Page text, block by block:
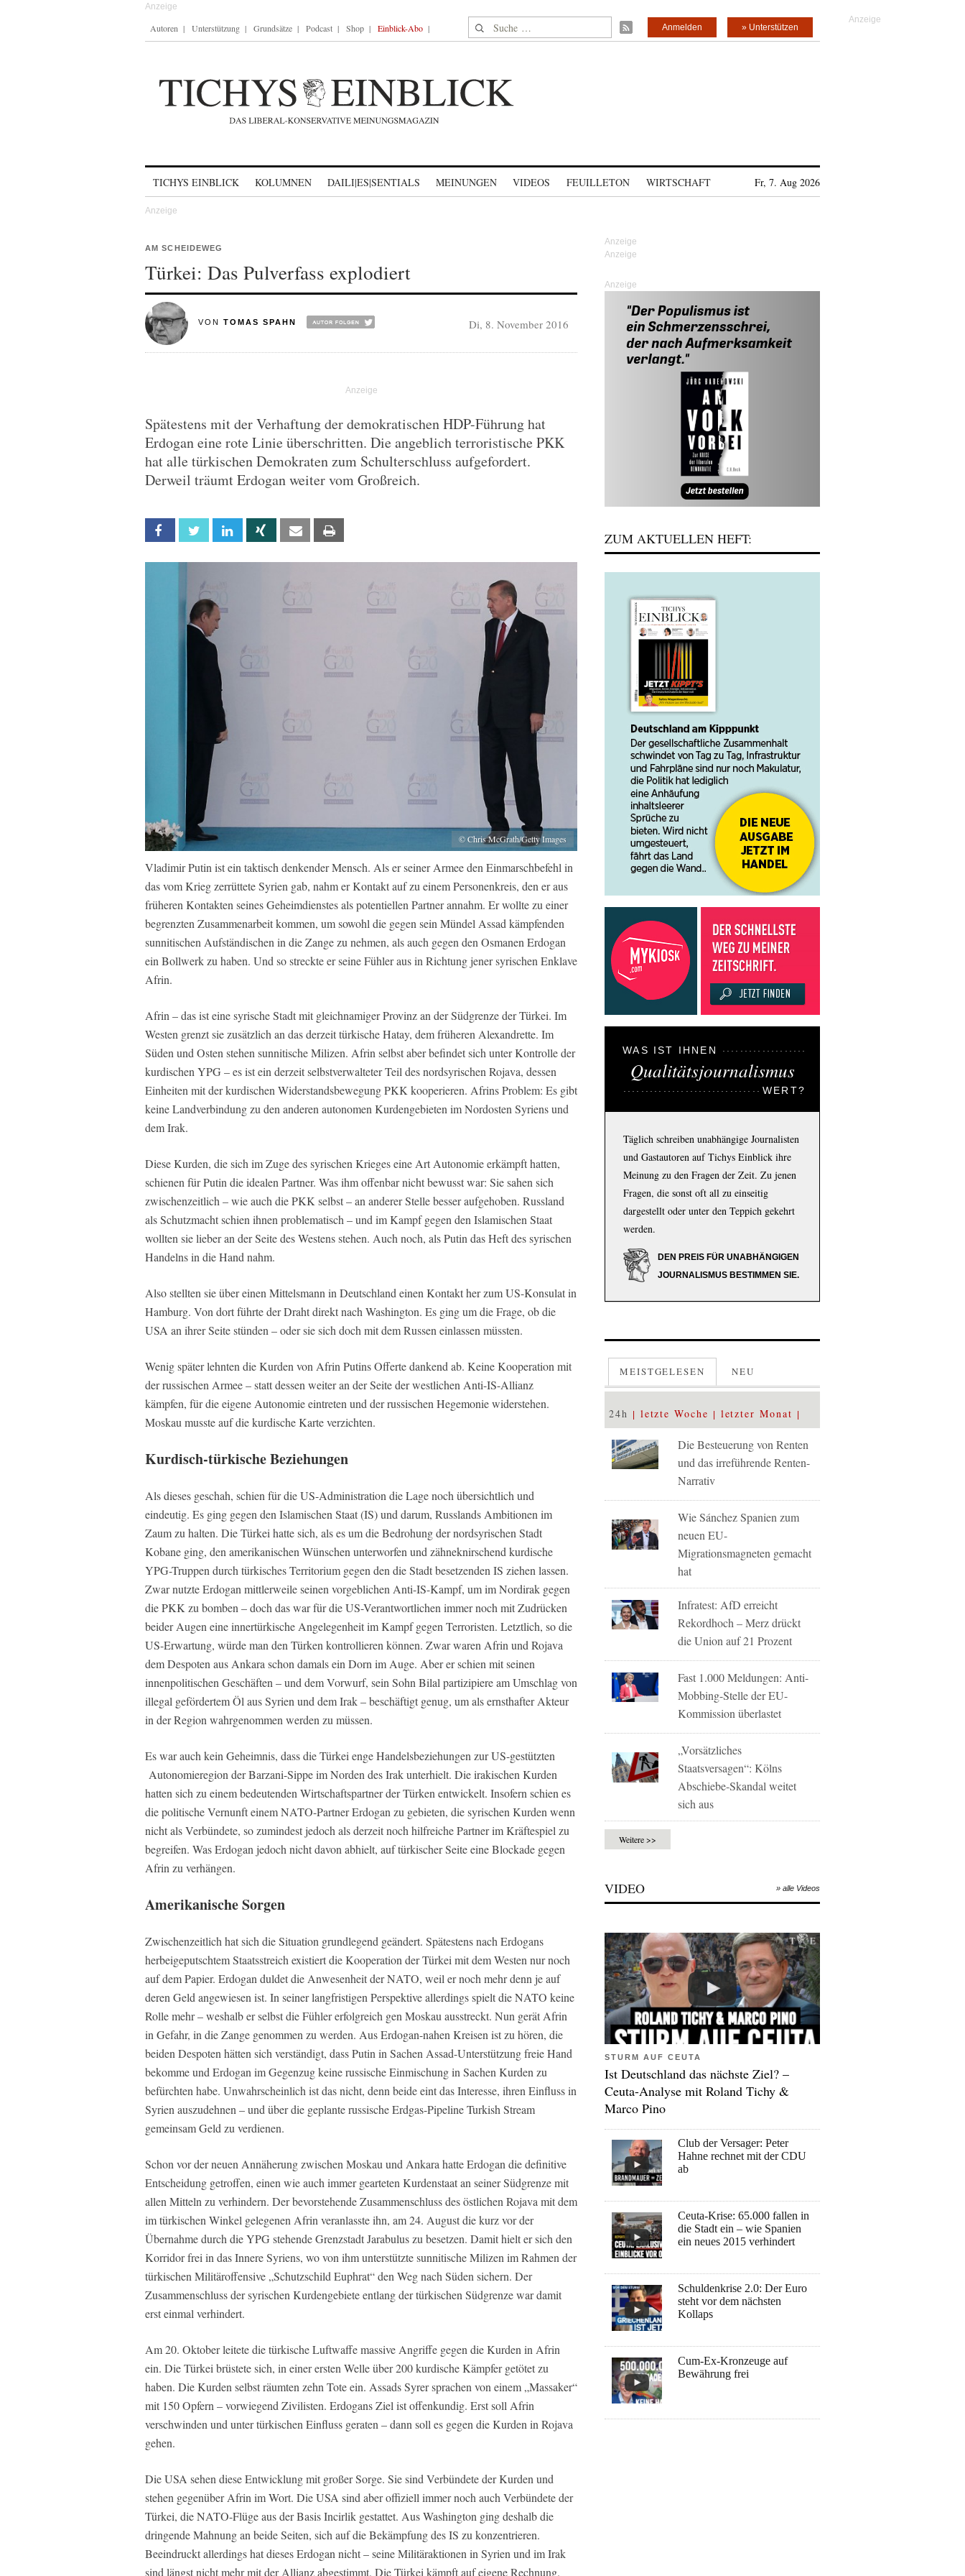
Autoren Unterstützung Grundsätze Podcast Shop Einblick-Abo Suche nach: » Unterstützen
Anmelden
TICHYS EINBLICK KOLUMNEN DAILI|ES|SENTIALS MEINUNGEN VIDEOS FEUILLETON WIRTSCHAFT Fr, 7. Aug 2026
AM SCHEIDEWEG
Türkei: Das Pulverfass explodiert
VON TOMAS SPAHN Di, 8. November 2016
Spätestens mit der Verhaftung der demokratischen HDP-Führung hat
Erdogan eine rote Linie überschritten. Die angeblich terroristische PKK
hat alle türkischen Demokraten zum Schulterschluss aufgefordert.
Derweil träumt Erdogan weiter vom Großreich.
Facebook Twitter Linkedin Xing Email
© Chris McGrath/Getty Images
Vladimir Putin ist ein taktisch denkender Mensch. Als er seiner Armee den Einmarschbefehl in
das vom Krieg zerrüttete Syrien gab, nahm er Kontakt auf zu einem Personenkreis, den er aus
früheren Kontakten seines Geheimdienstes als potentiellen Partner annahm. Er wollte zu einer
begrenzten Zusammenarbeit kommen, um sowohl die gegen sein Mündel Assad kämpfenden
sunnitischen Aufständischen in die Zange zu nehmen, als auch gegen den Osmanen Erdogan
ein Bollwerk zu haben. Und so streckte er seine Fühler aus in Richtung jener syrischen Enklave
Afrin.
Afrin – das ist eine syrische Stadt mit gleichnamiger Provinz an der Südgrenze der Türkei. Im
Westen grenzt sie zusätzlich an das derzeit türkische Hatay, dem früheren Alexandrette. Im
Süden und Osten stehen sunnitische Milizen. Afrin selbst aber befindet sich unter Kontrolle der
kurdischen YPG – es ist ein derzeit selbstverwalteter Teil des nordsyrischen Rojava, dessen
Einheiten mit der kurdischen Widerstandsbewegung PKK kooperieren. Afrins Problem: Es gibt
keine Landverbindung zu den anderen autonomen Kurdengebieten im Nordosten Syriens und
dem Irak.
Diese Kurden, die sich im Zuge des syrischen Krieges eine Art Autonomie erkämpft hatten,
schienen für Putin die idealen Partner. Was ihm offenbar nicht bewusst war: Sie sahen sich
zwischenzeitlich – wie auch die PKK selbst – an anderer Stelle besser aufgehoben. Russland
als Schutzmacht schien ihnen problematisch – und im Kampf gegen den Islamischen Staat
wollten sie lieber an der Seite des Westens stehen. Auch noch, als Putin das Heft des syrischen
Handelns in die Hand nahm.
Also stellten sie über einen Mittelsmann in Deutschland einen Kontakt her zum US-Konsulat in
Hamburg. Von dort führte der Draht direkt nach Washington. Es ging um die Frage, ob die
USA an ihrer Seite stünden – oder sie sich doch mit dem Russen einlassen müssten.
Wenig später lehnten die Kurden von Afrin Putins Offerte dankend ab. Keine Kooperation mit
der russischen Armee – statt dessen weiter an der Seite der westlichen Anti-IS-Allianz
kämpfen, für die eigene Autonomie eintreten und der russischen Hegemonie widerstehen.
Moskau musste auf die kurdische Karte verzichten.
Kurdisch-türkische Beziehungen
Als dieses geschah, schien für die US-Administration die Lage noch übersichtlich und
eindeutig. Es ging gegen den Islamischen Staat (IS) und darum, Russlands Ambitionen im
Zaum zu halten. Die Türkei hatte sich, als es um die Bedrohung der nordsyrischen Stadt
Kobane ging, den amerikanischen Wünschen unterworfen und zähneknirschend kurdische
YPG-Truppen durch türkisches Territorium gegen den die Stadt besetzenden IS ziehen lassen.
Zwar nutzte Erdogan mittlerweile seinen vorgeblichen Anti-IS-Kampf, um im Nordirak gegen
die PKK zu bomben – doch das war für die US-Verantwortlichen immer noch mit Zudrücken
beider Augen eine innertürkische Angelegenheit im Kampf gegen Terroristen. Letztlich, so die
US-Erwartung, würde man den Türken kontrollieren können. Zwar waren Afrin und Rojava
dem Despoten aus Ankara schon damals ein Dorn im Auge. Aber er schien mit seinen
innenpolitischen Geschäften – und dem Vorwurf, sein Sohn Bilal partizipiere am Umschlag von
illegal gefördertem Öl aus Syrien und dem Irak – beschäftigt genug, um als ernsthafter Akteur
in der Region wahrgenommen werden zu müssen.
Es war auch kein Geheimnis, dass die Türkei enge Handelsbeziehungen zur US-gestützten
Autonomieregion der Barzani-Sippe im Norden des Irak unterhielt. Die irakischen Kurden
hatten sich zu einem bedeutenden Wirtschaftspartner der Türken entwickelt. Insofern schien es
die politische Vernunft einem NATO-Partner Erdogan zu gebieten, die syrischen Kurden wenn
nicht als Verbündete, so zumindest jedoch als derzeit noch hilfreiche Partner im Kräftespiel zu
begreifen. Was Erdogan jedoch nicht davon abhielt, auf türkischer Seite eine Blockade gegen
Afrin zu verhängen.
Amerikanische Sorgen
Zwischenzeitlich hat sich die Situation grundlegend geändert. Spätestens nach Erdogans
herbeigeputschtem Staatsstreich existiert die Kooperation der Türkei mit dem Westen nur noch
auf dem Papier. Erdogan duldet die Anwesenheit der NATO, weil er noch mehr denn je auf
deren Geld angewiesen ist. In seiner langfristigen Perspektive allerdings spielt die NATO keine
Rolle mehr – weshalb er selbst die Fühler erfolgreich gen Moskau ausstreckt. Nun gerät Afrin
in Gefahr, in die Zange genommen zu werden. Aus Erdogan-nahen Kreisen ist zu hören, die
beiden Despoten hätten sich verständigt, dass Putin in Sachen Assad-Unterstützung freie Hand
bekomme und Erdogan im Gegenzug keine russische Einmischung in Sachen Kurden zu
befürchten habe. Unwahrscheinlich ist das nicht, denn beide eint das Interesse, ihren Einfluss in
Syrien auszudehnen – und über die geplante russische Erdgas-Pipeline Turkish Stream
gemeinsam Geld zu verdienen.
Schon vor der neuen Annäherung zwischen Moskau und Ankara hatte Erdogan die definitive
Entscheidung getroffen, einen wie auch immer gearteten Kurdenstaat an seiner Südgrenze mit
allen Mitteln zu verhindern. Der bevorstehende Zusammenschluss des östlichen Rojava mit dem
im türkischen Winkel gelegenen Afrin veranlasste ihn, am 24. August die kurz vor der
Übernahme durch die YPG stehende Grenzstadt Jarabulus zu besetzen. Damit hielt er sich den
Korridor frei in das Innere Syriens, wo von ihm unterstützte sunnitische Milizen im Rahmen der
türkischen Militäroffensive „Schutzschild Euphrat“ den Weg nach Süden sichern. Der
Zusammenschluss der syrischen Kurdengebiete entlang der türkischen Südgrenze war damit
erst einmal verhindert.
Am 20. Oktober leitete die türkische Luftwaffe massive Angriffe gegen die Kurden in Afrin
ein. Die Türkei brüstete sich, in einer ersten Welle über 200 kurdische Kämpfer getötet zu
haben. Die Kurden selbst räumten zehn Tote ein. Assads Syrer sprachen von einem „Massaker“
mit 150 Opfern – vorwiegend Zivilisten. Erdogans Ziel ist offenkundig. Erst soll Afrin
verschwinden und unter türkischen Einfluss geraten – dann soll es gegen die Kurden in Rojava
gehen.
Die USA sehen diese Entwicklung mit großer Sorge. Sie sind Verbündete der Kurden und
stehen gegenüber Afrin im Wort. Die USA sind aber offiziell immer noch auch Verbündete der
Türkei, die NATO-Flüge aus der Basis Incirlik gestattet. Aus Washington ging deshalb die
dringende Mahnung an beide Seiten, sich auf die Bekämpfung des IS zu konzentrieren.
Beeindruckt allerdings hat dieses Erdogan nicht – seine Militäraktionen in Syrien und im Irak
sind längst nicht mehr mit der Allianz abgestimmt. Die Türkei kämpft auf eigene Rechnung.
Anzeige
ZUM AKTUELLEN HEFT:
WAS IST IHNEN
Qualitätsjournalismus
WERT?
Täglich schreiben unabhängige Journalisten
und Gastautoren auf Tichys Einblick ihre
Meinung zu den Fragen der Zeit. Zu jenen
Fragen, die sonst oft all zu einseitig
dargestellt oder unter den Teppich gekehrt
werden.
DEN PREIS FÜR UNABHÄNGIGEN
JOURNALISMUS BESTIMMEN SIE.
MEISTGELESEN NEU
24h letzte Woche letzter Monat
Die Besteuerung von Renten
und das irreführende Renten-
Narrativ
Wie Sánchez Spanien zum
neuen EU-
Migrationsmagneten gemacht
hat
Infratest: AfD erreicht
Rekordhoch – Merz drückt
die Union auf 21 Prozent
Fast 1.000 Meldungen: Anti-
Mobbing-Stelle der EU-
Kommission überlastet
„Vorsätzliches
Staatsversagen“: Kölns
Abschiebe-Skandal weitet
sich aus
Weitere >>
VIDEO » alle Videos
STURM AUF CEUTA
Ist Deutschland das nächste Ziel? –
Ceuta-Analyse mit Roland Tichy &
Marco Pino
Club der Versager: Peter
Hahne rechnet mit der CDU
ab
Ceuta-Krise: 65.000 fallen in
die Stadt ein – wie Spanien
ein neues 2015 verhindert
Schuldenkrise 2.0: Der Euro
steht vor dem nächsten
Kollaps
Cum-Ex-Kronzeuge auf
Bewährung frei